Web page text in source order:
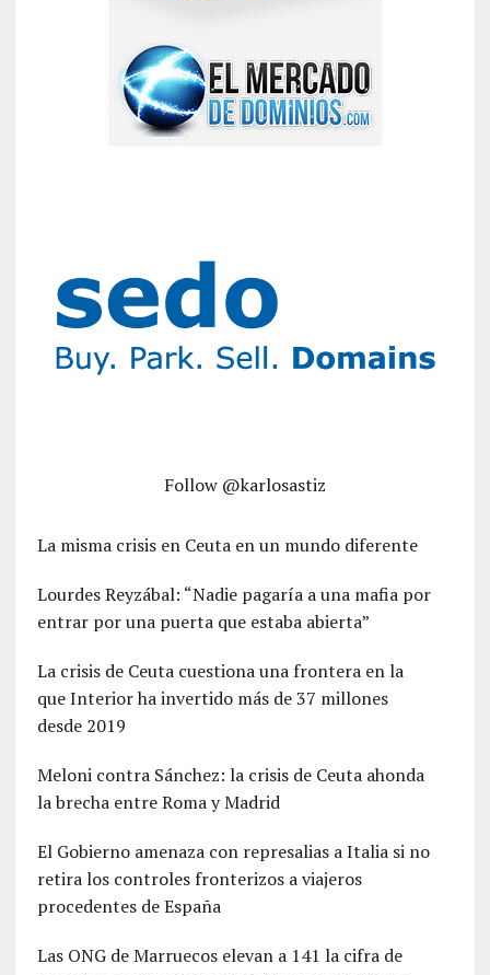
Follow @karlosastiz
La misma crisis en Ceuta en un mundo diferente
Lourdes Reyzábal: “Nadie pagaría a una mafia por
entrar por una puerta que estaba abierta”
La crisis de Ceuta cuestiona una frontera en la
que Interior ha invertido más de 37 millones
desde 2019
Meloni contra Sánchez: la crisis de Ceuta ahonda
la brecha entre Roma y Madrid
El Gobierno amenaza con represalias a Italia si no
retira los controles fronterizos a viajeros
procedentes de España
Las ONG de Marruecos elevan a 141 la cifra de